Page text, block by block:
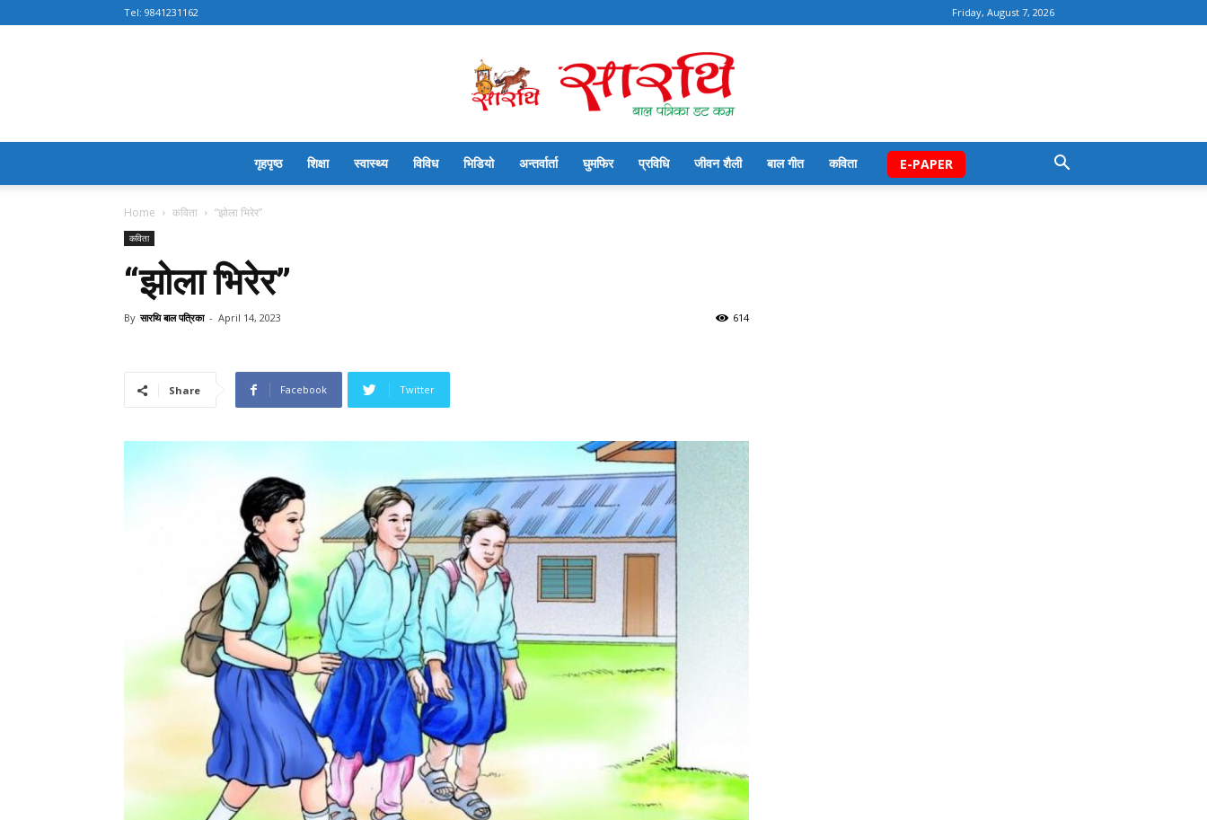
Friday, August 7, 2026
Tel: 9841231162
गृहपृष्ठ शिक्षा स्वास्थ्य विविध भिडियो अन्तर्वार्ता घुमफिर प्रविधि जीवन शैली बाल गीत कविता E-PAPER
Home कविता “झोला भिरेर”
कविता
“झोला भिरेर”
By सारथि बाल पत्रिका - April 14, 2023 614
Share Facebook Twitter